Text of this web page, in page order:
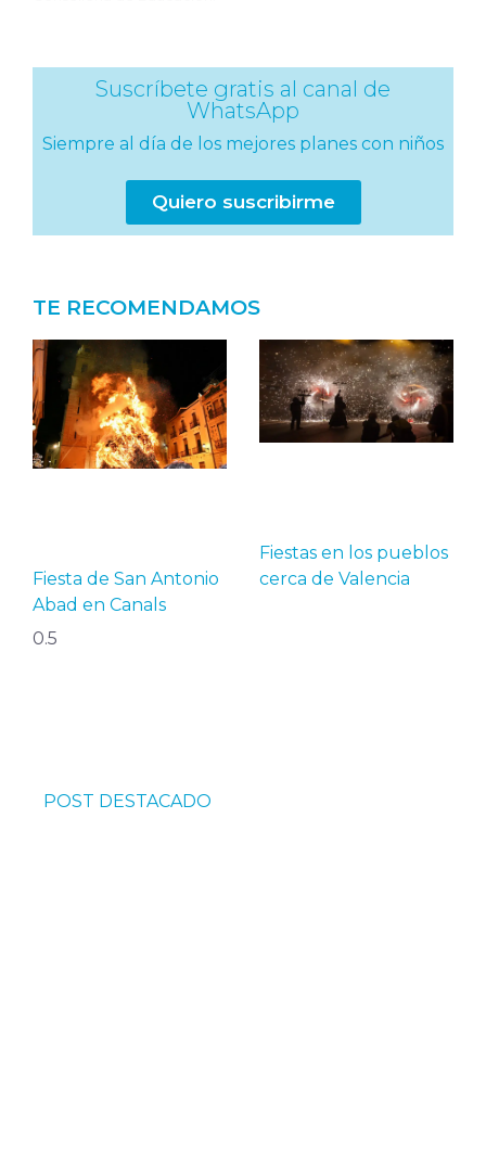
Suscríbete gratis al canal de
WhatsApp
Siempre al día de los mejores planes con niños
Quiero suscribirme
TE RECOMENDAMOS
Fiesta de San Antonio
Abad en Canals
Fiestas en los pueblos
cerca de Valencia
POST DESTACADO